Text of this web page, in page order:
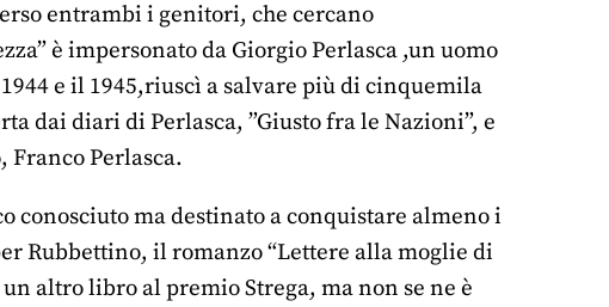
entrambi i genitori, che cercano
è impersonato da Giorgio Perlasca ,un uomo
e il 1945,riuscì a salvare più di cinquemila
dai diari di Perlasca, ”Giusto fra le Nazioni”, e
Perlasca.
conosciuto ma destinato a conquistare almeno i
Rubbettino, il romanzo “Lettere alla moglie di
altro libro al premio Strega, ma non se ne è